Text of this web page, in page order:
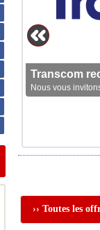
Transcom
Nous vous
›› Toutes les